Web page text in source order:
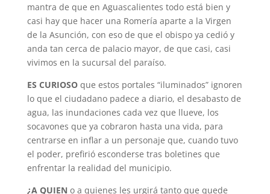
mantra de que en Aguascalientes todo está bien y
casi hay que hacer una Romería aparte a la Virgen
de la Asunción, con eso de que el obispo ya cedió y
anda tan cerca de palacio mayor, de que casi, casi
vivimos en la sucursal del paraíso.
ES CURIOSOque estos portales “iluminados” ignoren
lo que el ciudadano padece a diario, el desabasto de
agua, las inundaciones cada vez que llueve, los
socavones que ya cobraron hasta una vida, para
centrarse en inflar a un personaje que, cuando tuvo
el poder, prefirió esconderse tras boletines que
enfrentar la realidad del municipio.
¿A QUIEN o a quienes les urgirá tanto que quede